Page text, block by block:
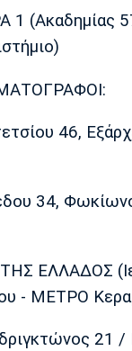
1 (Ακαδημίας
46,
34,
ΕΛΛΑΔΟΣ
- ΜΕΤΡΟ
21 /